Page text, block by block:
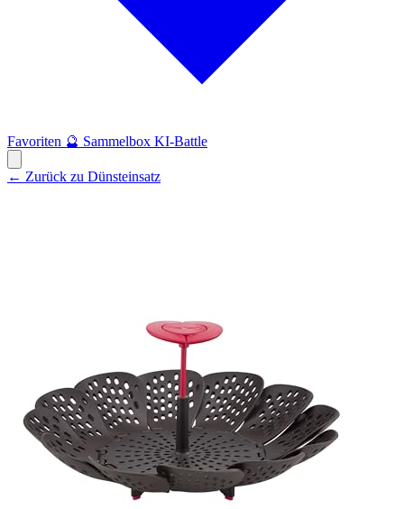
Favoriten 🔮 Sammelbox KI-Battle
← Zurück zu Dünsteinsatz